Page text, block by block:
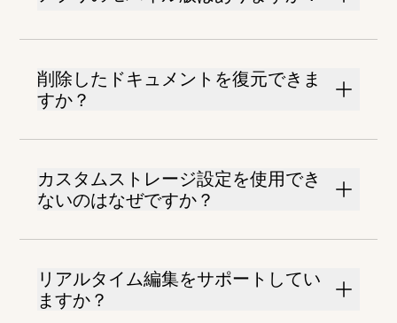
削除したドキュメントを復元できま
すか？
カスタムストレージ設定を使用でき
ないのはなぜですか？
リアルタイム編集をサポートしてい
ますか？